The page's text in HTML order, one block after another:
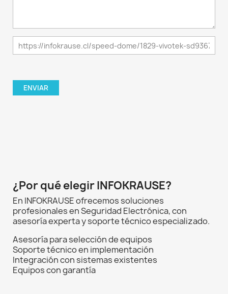
¿Por qué elegir INFOKRAUSE?
En INFOKRAUSE ofrecemos soluciones
profesionales en Seguridad Electrónica, con
asesoría experta y soporte técnico especializado.
Asesoría para selección de equipos
Soporte técnico en implementación
Integración con sistemas existentes
Equipos con garantía